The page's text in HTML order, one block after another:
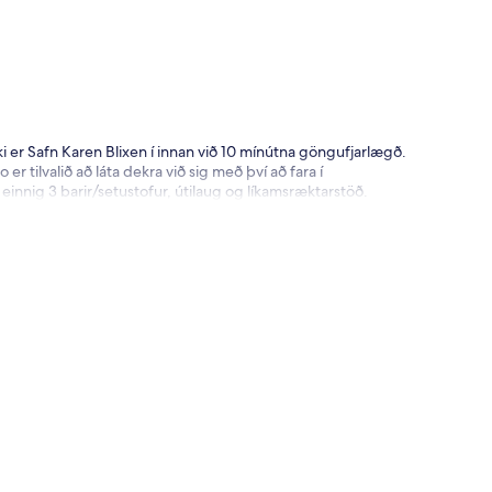
Safn Karen Blixen í innan við 10 mínútna göngufjarlægð.
tilvalið að láta dekra við sig með því að fara í
3 barir/setustofur, útilaug og líkamsræktarstöð.